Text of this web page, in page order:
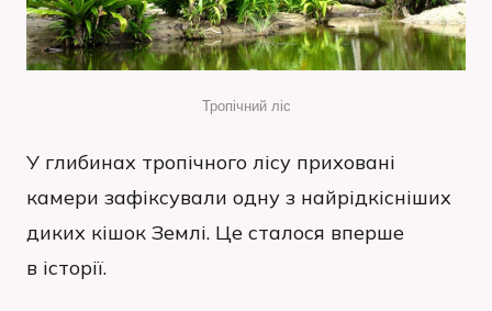
Тропічний ліс
У глибинах тропічного лісу приховані
камери зафіксували одну з найрідкісніших
диких кішок Землі. Це сталося вперше
в історії.